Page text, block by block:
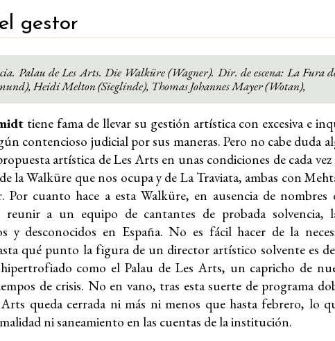
gestor
Palau de Les Arts. Die Walküre (Wagner). Dir. de escena: La Fura
Heidi Melton (Sieglinde), Thomas Johannes Mayer (Wotan),
tiene fama de llevar su gestión artística con excesiva e
contencioso judicial por sus maneras. Pero no cabe duda
artística de Les Arts en unas condiciones de cada
de la Walküre que nos ocupa y de La Traviata, ambas con
Por cuanto hace a esta Walküre, en ausencia de nombres
reunir a un equipo de cantantes de probada solvencia,
y desconocidos en España. No es fácil hacer de la
qué punto la figura de un director artístico solvente es
como el Palau de Les Arts, un capricho de
de crisis. No en vano, tras esta suerte de programa
Arts queda cerrada ni más ni menos que hasta febrero, lo
ni saneamiento en las cuentas de la institución.